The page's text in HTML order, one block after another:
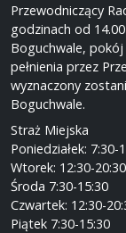
Przewodniczący
godzinach od
Boguchwale,
pełnienia przez
wyznaczony
Boguchwale.
Straż Miejska
Poniedziałek: 7:30-
Wtorek: 12:30-20:30
Środa 7:30-15:30
Czwartek: 12:30-
Piątek 7:30-15:30